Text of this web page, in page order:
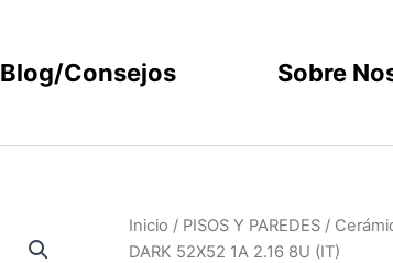
Blog/Consejos Sobre
Inicio / PISOS Y PAREDES /
DARK 52X52 1A 2.16 8U (IT)
CR
MASSERIA